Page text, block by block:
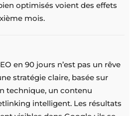
optimisés voient des effets
mois.
en 90 jours n’est pas un rêve
stratégie claire, basée sur
technique, un contenu
intelligent. Les résultats